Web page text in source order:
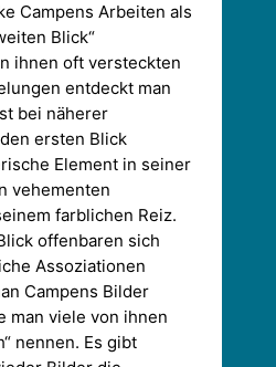
Campens Arbeiten als
Blick“
ihnen oft versteckten
entdeckt man
bei näherer
ersten Blick
Element in seiner
vehementen
farblichen Reiz.
offenbaren sich
Assoziationen
Campens Bilder
man viele von ihnen
nennen. Es gibt